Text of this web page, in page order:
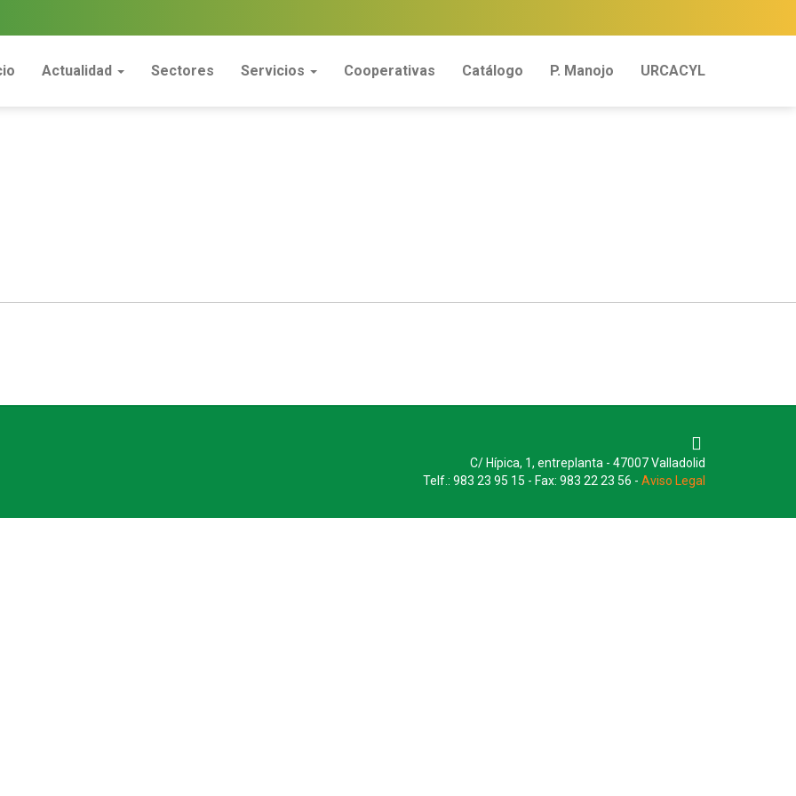
Actualidad Sectores Servicios Cooperativas Catálogo P. Manojo URCACYL
C/ Hípica, 1, entreplanta - 47007 Valladolid
Telf.: 983 23 95 15 - Fax: 983 22 23 56 - Aviso Legal